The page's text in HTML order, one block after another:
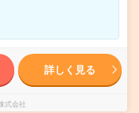
詳しく見る
式会社